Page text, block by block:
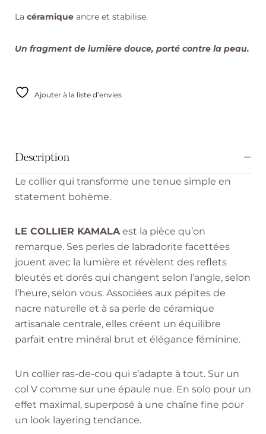
La céramique ancre et stabilise.
Un fragment de lumière douce, porté contre la peau.
Ajouter à la liste d’envies
Description
Le collier qui transforme une tenue simple en
statement bohème.
LE COLLIER KAMALAest la pièce qu’on
remarque. Ses perles de labradorite facettées
jouent avec la lumière et révèlent des reflets
bleutés et dorés qui changent selon l’angle, selon
l’heure, selon vous. Associées aux pépites de
nacre naturelle et à sa perle de céramique
artisanale centrale, elles créent un équilibre
parfait entre minéral brut et élégance féminine.
Un collier ras-de-cou qui s’adapte à tout. Sur un
col V comme sur une épaule nue. En solo pour un
effet maximal, superposé à une chaîne fine pour
un look layering tendance.